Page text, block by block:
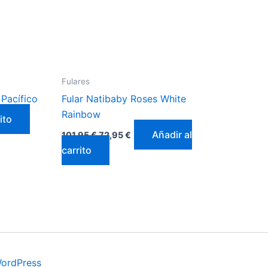
Fulares
Fular Natibaby Roses White
Rainbow
101,95€72,95€
Añadir al
carrito